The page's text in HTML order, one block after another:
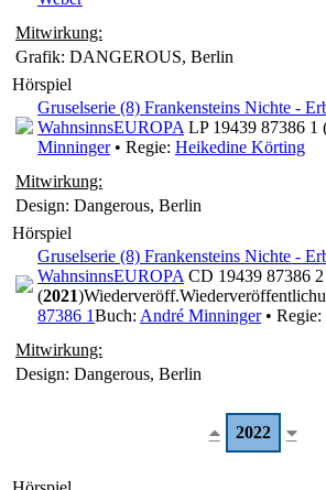
Mitwirkung:
Grafik: DANGEROUS, Berlin
Hörspiel
Gruselserie (8) Frankensteins Nichte -
WahnsinnsEUROPA LP 19439 87386 1
Minninger• Regie: Heikedine Körting
Mitwirkung:
Design: Dangerous, Berlin
Hörspiel
Gruselserie (8) Frankensteins Nichte -
WahnsinnsEUROPA CD 19439 87386 2
(2021)Wiederveröff.
87386 1Buch: André Minninger• Regie:
Mitwirkung:
Design: Dangerous, Berlin
2022